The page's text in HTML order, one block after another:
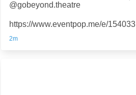
@gobeyond.theatre
https://www.eventpop.me/e/154033
2m